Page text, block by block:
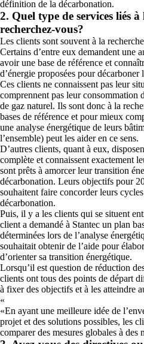
définition de la décarbonation.
2. Quel type de services liés
recherchez-vous?
Les clients sont souvent à la
Certains d’entre eux demandent une
avoir une base de référence et
d’énergie proposées pour décarboner
Ces clients ne connaissent pas leur
comprennent pas leur consommation
de gaz naturel. Ils sont donc à la
bases de référence et pour mieux
une analyse énergétique de leurs
l’ensemble) peut les aider en ce sens.
D’autres clients, quant à eux,
complète et connaissent exactement
sont prêts à amorcer leur transition
décarbonation. Leurs objectifs pour
souhaitent faire concorder leurs
décarbonation.
Puis, il y a les clients qui se situent
client a demandé à Stantec un plan
déterminées lors de l’analyse
souhaitait obtenir de l’aide pour
d’orienter sa transition énergétique.
Lorsqu’il est question de réduction
clients ont tous des points de départ
à fixer des objectifs et à les atteindre
«
En ayant une meilleure idée de
projet et des solutions possibles, les
comparer des mesures globales à des